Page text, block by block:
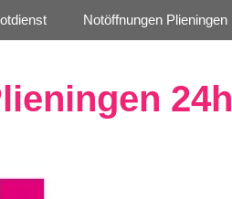
24h
Notöffnungen Plieningen